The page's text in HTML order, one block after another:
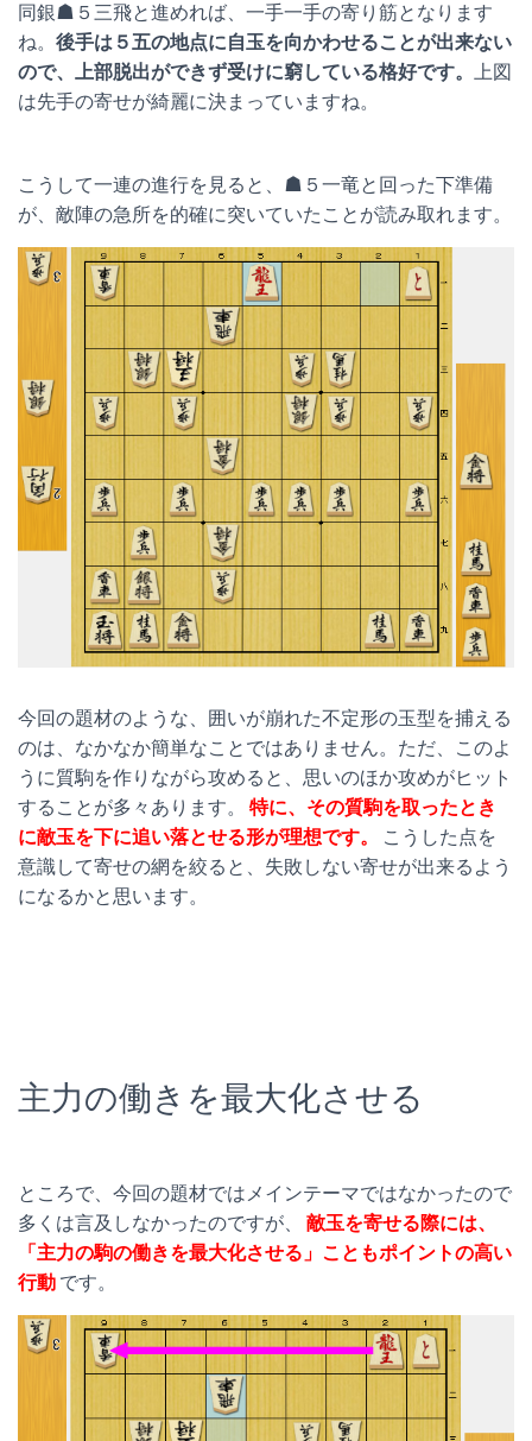
同銀☗５三飛と進めれば、一手一手の寄り筋となります
ね。 後手は５五の地点に自玉を向かわせることが出来ない
ので、上部脱出ができず受けに窮している格好です。 上図
は先手の寄せが綺麗に決まっていますね。
こうして一連の進行を見ると、☗５一竜と回った下準備
が、敵陣の急所を的確に突いていたことが読み取れます。
今回の題材のような、囲いが崩れた不定形の玉型を捕える
のは、なかなか簡単なことではありません。ただ、このよ
うに質駒を作りながら攻めると、思いのほか攻めがヒット
することが多々あります。
特に、その質駒を取ったとき
に敵玉を下に追い落とせる形が理想です。
こうした点を
意識して寄せの網を絞ると、失敗しない寄せが出来るよう
になるかと思います。
主力の働きを最大化させる
ところで、今回の題材ではメインテーマではなかったので
多くは言及しなかったのですが、
敵玉を寄せる際には、
「主力の駒の働きを最大化させる」こともポイントの高い
行動 です。